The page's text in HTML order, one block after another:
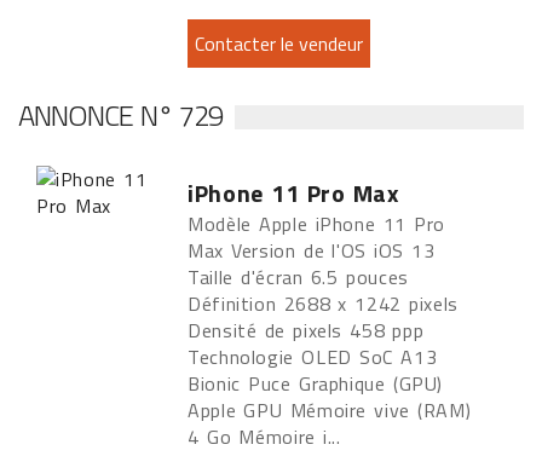
ANNONCE N° 729
iPhone 11 Pro Max
Modèle Apple iPhone 11 Pro
Max Version de l'OS iOS 13
Taille d'écran 6.5 pouces
Définition 2688 x 1242 pixels
Densité de pixels 458 ppp
Technologie OLED SoC A13
Bionic Puce Graphique (GPU)
Apple GPU Mémoire vive (RAM)
4 Go Mémoire i...